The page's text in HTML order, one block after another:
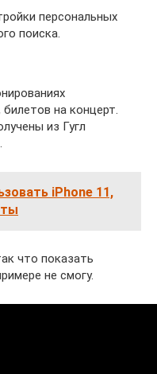
персональных
поиска.
на концерт.
из Гугл
iPhone 11,
что показать
не смогу.